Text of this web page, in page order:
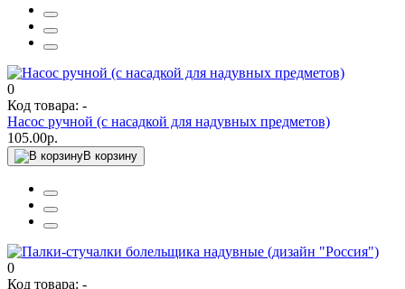
0
Код товара: -
Насос ручной (с насадкой для надувных предметов)
105.00р.
В корзину
0
Код товара: -